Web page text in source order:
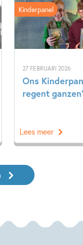
27 FEBRUARI 2026
Ons
regent ganzen’
Kinderpanel
Lees meer